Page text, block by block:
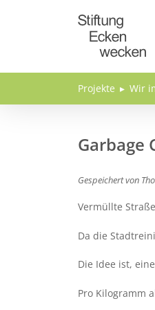
Projekte Wir
Garbage
Gespeichert von
Vermüllte
Da die
Die Idee ist,
Pro Kilogramm